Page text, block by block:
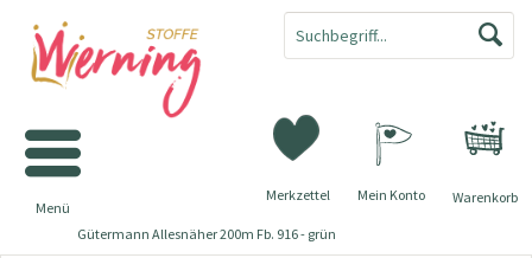
Warenkorb
Merkzettel Mein Konto
Menü
Gütermann Allesnäher 200m Fb. 916 - grün